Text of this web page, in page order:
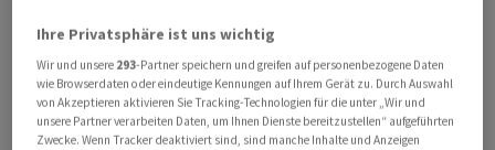
Ihre Privatsphäre ist uns wichtig
Wir und unsere 293-Partner speichern und greifen auf personenbezogene Daten
wie Browserdaten oder eindeutige Kennungen auf Ihrem Gerät zu. Durch Auswahl
von Akzeptieren aktivieren Sie Tracking-Technologien für die unter „Wir und
unsere Partner verarbeiten Daten, um Ihnen Dienste bereitzustellen“ aufgeführten
Zwecke. Wenn Tracker deaktiviert sind, sind manche Inhalte und Anzeigen